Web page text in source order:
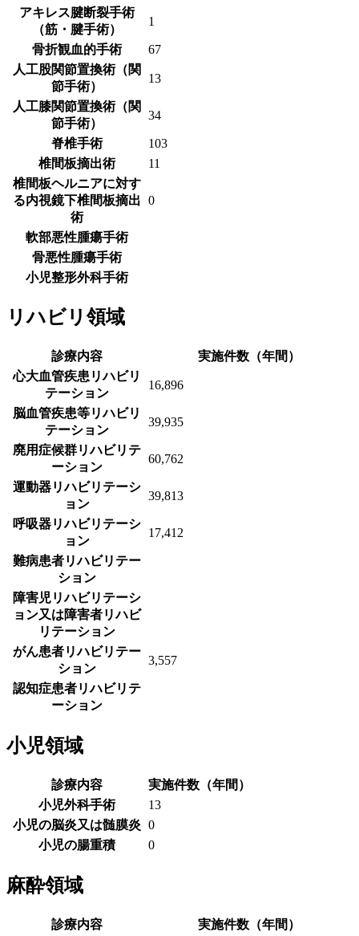
アキレス腱断裂手術
（筋・腱手術）
1
骨折観血的手術
67
人工股関節置換術（関
節手術）
13
人工膝関節置換術（関
節手術）
34
脊椎手術
103
椎間板摘出術
11
椎間板ヘルニアに対す
る内視鏡下椎間板摘出
術
0
軟部悪性腫瘍手術
骨悪性腫瘍手術
小児整形外科手術
リハビリ領域
診療内容
実施件数（年間）
心大血管疾患リハビリ
テーション
16,896
脳血管疾患等リハビリ
テーション
39,935
廃用症候群リハビリテ
ーション
60,762
運動器リハビリテーシ
ョン
39,813
呼吸器リハビリテーシ
ョン
17,412
難病患者リハビリテー
ション
障害児リハビリテーシ
ョン又は障害者リハビ
リテーション
がん患者リハビリテー
ション
3,557
認知症患者リハビリテ
ーション
小児領域
診療内容
実施件数（年間）
小児外科手術
13
小児の脳炎又は髄膜炎 0
小児の腸重積
0
麻酔領域
診療内容
実施件数（年間）